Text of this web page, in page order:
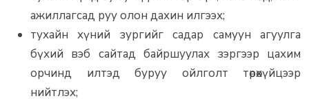
ажиллагсад руу олон дахин илгээх;
тухайн хүний зургийг садар самуун агуулга
бүхий вэб сайтад байршуулах зэргээр цахим
орчинд илтэд буруу ойлголт төрөхүйцээр
нийтлэх;